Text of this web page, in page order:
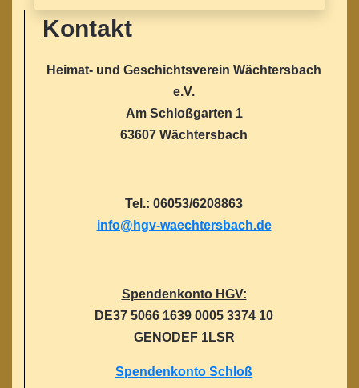
Kontakt
Heimat- und Geschichtsverein Wächtersbach
e.V.
Am Schloßgarten 1
63607 Wächtersbach
Tel.: 06053/6208863
info@hgv-waechtersbach.de
Spendenkonto HGV:
DE37 5066 1639 0005 3374 10
GENODEF 1LSR
Spendenkonto Schloß